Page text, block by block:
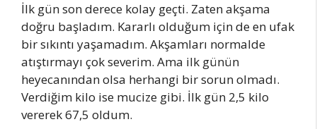
İlk gün son derece kolay geçti. Zaten akşama
doğru başladım. Kararlı olduğum için de en ufak
bir sıkıntı yaşamadım. Akşamları normalde
atıştırmayı çok severim. Ama ilk günün
heyecanından olsa herhangi bir sorun olmadı.
Verdiğim kilo ise mucize gibi. İlk gün 2,5 kilo
vererek 67,5 oldum.